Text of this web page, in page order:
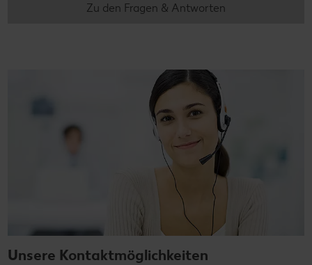
Zu den Fragen & Antworten
Unsere Kontaktmöglichkeiten